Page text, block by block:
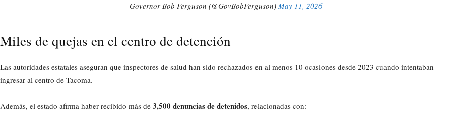
— Governor Bob Ferguson (@GovBobFerguson) May 11, 2026
Miles de quejas en el centro de detención
Las autoridades estatales aseguran que inspectores de salud han sido rechazados en al menos 10 ocasiones desde 2023 cuando intentaban
ingresar al centro de Tacoma.
Además, el estado afirma haber recibido más de 3,500 denuncias de detenidos, relacionadas con: